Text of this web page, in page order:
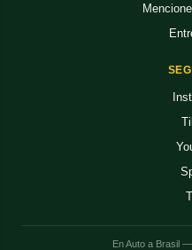
En Auto a Brasil